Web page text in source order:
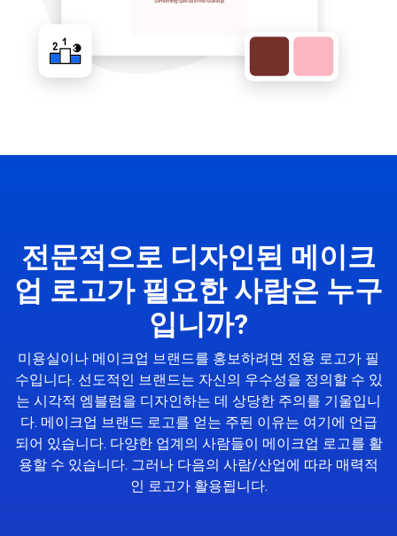
전문적으로 디자인된 메이크
업 로고가 필요한 사람은 누구
입니까?
미용실이나 메이크업 브랜드를 홍보하려면 전용 로고가 필
수입니다. 선도적인 브랜드는 자신의 우수성을 정의할 수 있
는 시각적 엠블럼을 디자인하는 데 상당한 주의를 기울입니
다. 메이크업 브랜드 로고를 얻는 주된 이유는 여기에 언급
되어 있습니다. 다양한 업계의 사람들이 메이크업 로고를 활
용할 수 있습니다. 그러나 다음의 사람/산업에 따라 매력적
인 로고가 활용됩니다.